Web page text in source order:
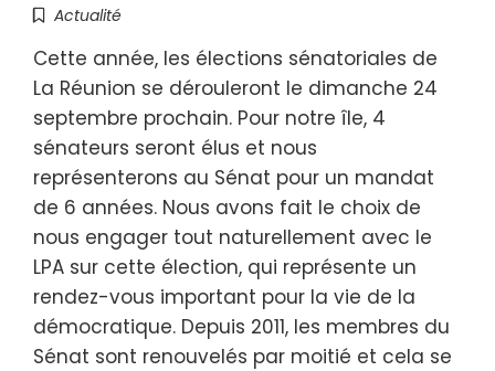
Actualité
Cette année, les élections sénatoriales de
La Réunion se dérouleront le dimanche 24
septembre prochain. Pour notre île, 4
sénateurs seront élus et nous
représenterons au Sénat pour un mandat
de 6 années. Nous avons fait le choix de
nous engager tout naturellement avec le
LPA sur cette élection, qui représente un
rendez-vous important pour la vie de la
démocratique. Depuis 2011, les membres du
Sénat sont renouvelés par moitié et cela se